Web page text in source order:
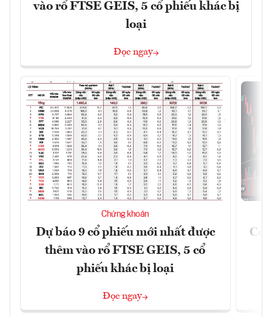
vào rổ FTSE GEIS, 5 cổ phiếu khác bị
loại
Đọc ngay
Chứng khoán
Dự báo 9 cổ phiếu mới nhất được
thêm vào rổ FTSE GEIS, 5 cổ
phiếu khác bị loại
Đọc ngay
Có